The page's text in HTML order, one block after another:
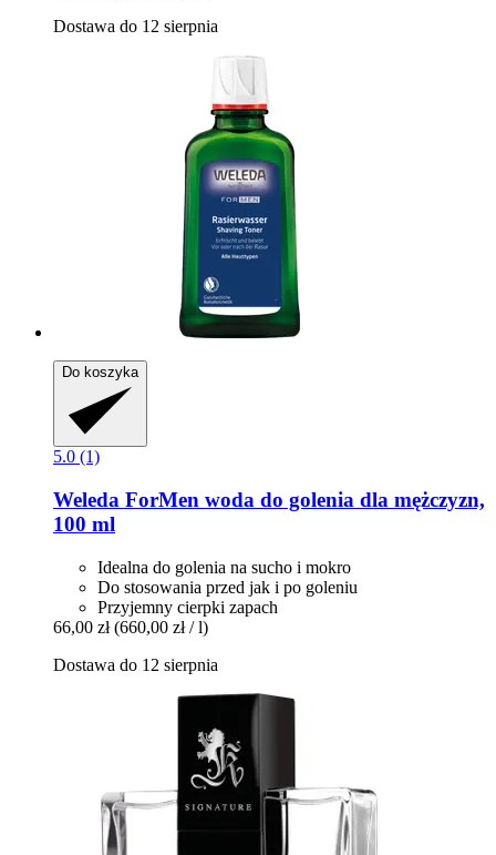
Dostawa do 12 sierpnia
Do koszyka
5.0 (1)
Weleda ForMen woda do golenia dla mężczyzn,
100 ml
Idealna do golenia na sucho i mokro
Do stosowania przed jak i po goleniu
Przyjemny cierpki zapach
66,00 zł (660,00 zł / l)
Dostawa do 12 sierpnia